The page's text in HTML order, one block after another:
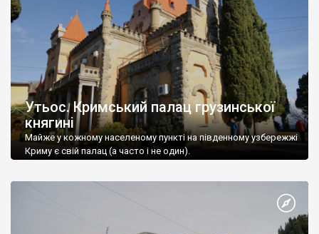
Утьос. Кримський палац грузинської
княгині
Майже у кожному населеному пункті на південному узбережжі
Криму є свій палац (а часто і не один).